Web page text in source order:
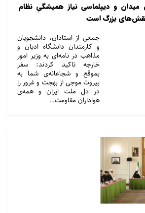
میدان و دیپلماسی نیاز همیشگیِ نظام
نقش‌های بزرگ است
جمعی از استادان، دانشجویان
و کارمندان دانشگاه ادیان و
مذاهب در نامه‌ای به وزیر امور
خارجه تاکید کردند: سفر
بموقع و شجاعانه‌ی شما به
بیروت موجی از بهجت و غرور را
در دل ملت ایران و همه‌ی
هواداران مقاومت…